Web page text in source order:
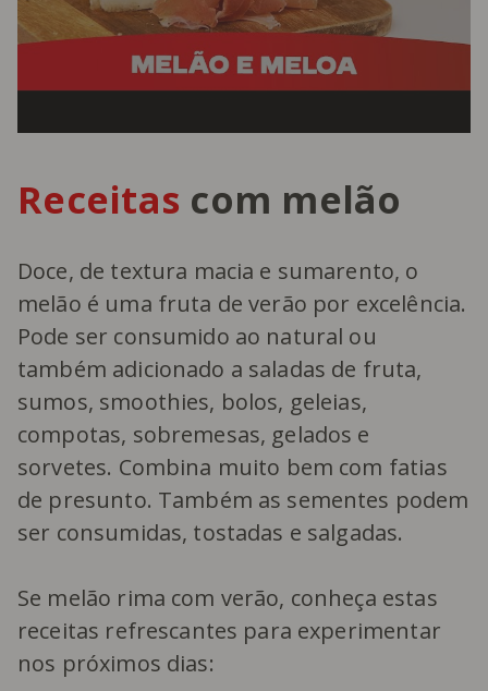
Receitas com melão
Doce, de textura macia e sumarento, o
melão é uma fruta de verão por excelência.
Pode ser consumido ao natural ou
também adicionado a saladas de fruta,
sumos, smoothies, bolos, geleias,
compotas, sobremesas, gelados e
sorvetes. Combina muito bem com fatias
de presunto. Também as sementes podem
ser consumidas, tostadas e salgadas.
Se melão rima com verão, conheça estas
receitas refrescantes para experimentar
nos próximos dias: